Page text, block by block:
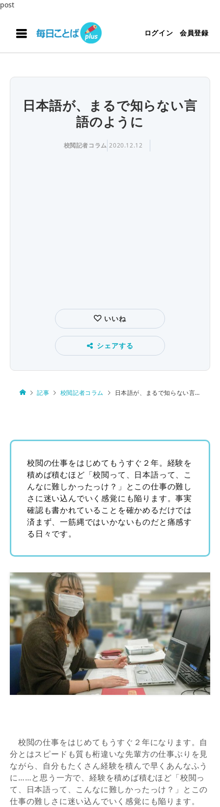
post
ログイン 会員登録
日本語が、まるで知らない言
語のように
校閲記者コラム 2020.12.12
いいね
シェアする
記事 校閲記者コラム 日本語が、まるで知らない言語のように
校閲の仕事をはじめてもうすぐ２年。経験を
積めば積むほど「校閲って、日本語って、こ
んなに難しかったっけ？」とこの仕事の難し
さに迷い込んでいく感覚にも陥ります。事実
確認も書かれていることを確かめるだけでは
済まず、一筋縄ではいかないものだと痛感す
る日々です。
校閲の仕事をはじめてもうすぐ２年になります。自
分とはスピードも質も桁違いな先輩方の仕事ぶりを見
ながら、自分もたくさん経験を積んで早くあんなふう
に……と思う一方で、経験を積めば積むほど「校閲っ
て、日本語って、こんなに難しかったっけ？」とこの
仕事の難しさに迷い込んでいく感覚にも陥ります。